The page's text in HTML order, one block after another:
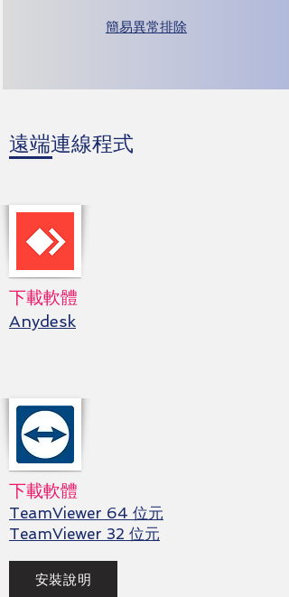
​簡易異常排除
​遠端連線程式
下載軟體
Anydesk
下載軟體
TeamViewer 64 位元
TeamViewer 32 位元
安裝說明